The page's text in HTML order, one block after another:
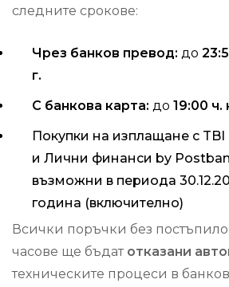
следните срокове:
Чрез банков превод: до
г.
С банкова карта: до 19:00 ч.
Покупки на изплащане с
и Лични финанси by
възможни в периода
година (включително)
Всички поръчки без
часове ще бъдат отказани
техническите процеси в